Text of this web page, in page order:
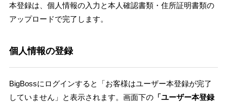
本登録は、個人情報の入力と本人確認書類・住所証明書類の
アップロードで完了します。
個人情報の登録
BigBossにログインすると「お客様はユーザー本登録が完了
していません」と表示されます。画面下の「ユーザー本登録